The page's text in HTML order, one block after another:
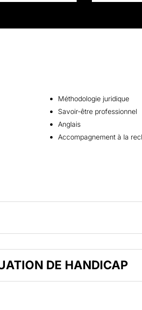
Méthodologie juridique
Savoir-être professionnel
Anglais
Accompagnement à la
DE HANDICAP